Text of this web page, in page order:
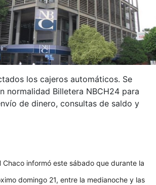
los cajeros automáticos. Se
normalidad Billetera NBCH24 para
de dinero, consultas de saldo y
Chaco informó este sábado que durante la
domingo 21, entre la medianoche y las